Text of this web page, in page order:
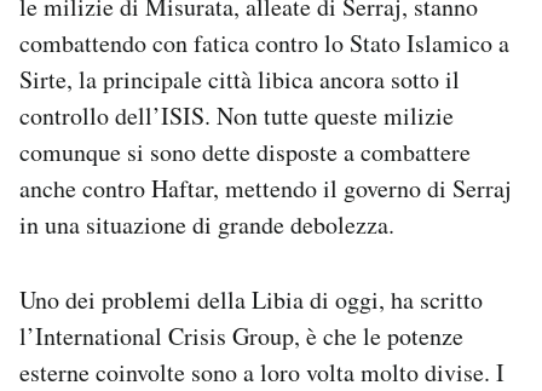
le milizie di Misurata, alleate di Serraj, stanno
combattendo con fatica contro lo Stato Islamico a
Sirte, la principale città libica ancora sotto il
controllo dell’ISIS. Non tutte queste milizie
comunque si sono dette disposte a combattere
anche contro Haftar, mettendo il governo di Serraj
in una situazione di grande debolezza.
Uno dei problemi della Libia di oggi, ha scritto
l’International Crisis Group, è che le potenze
esterne coinvolte sono a loro volta molto divise. I